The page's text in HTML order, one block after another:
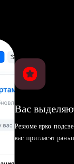
Вас
Резюме ярко
вас пригласят